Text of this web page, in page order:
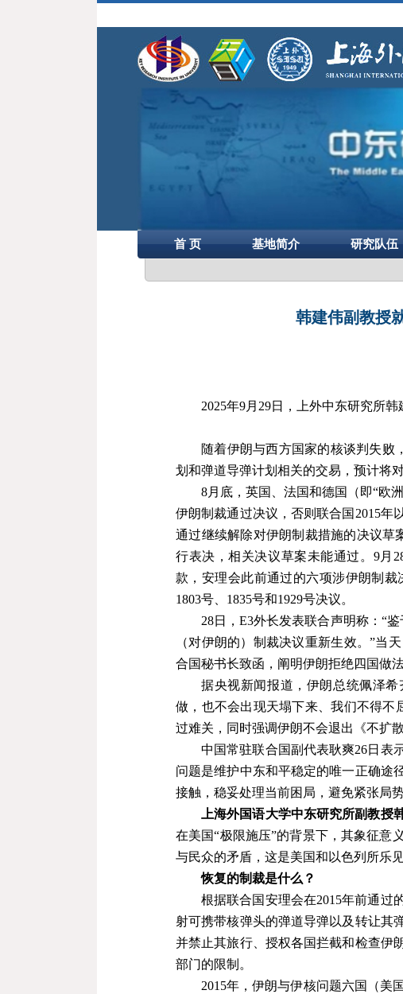
首 页 基地简介 研究队伍
韩建伟副教授
2025年9月 29日，上外中东研究所
随着伊朗与西方国家的核谈判失败
划和弹道导弹计划相关的交易，预计将
8月底，英国、法国和德国（即“欧
伊朗制裁通过决议，否则联合国 2015年
通过继续解除对伊朗制裁措施的决议草
行表决，相关决议草案未能通过。 9月
款，安理会此前通过的六项涉伊朗制裁
1803号、 1835号和1929号决议。
28日，E3外长发表联合声明称： “鉴
（对伊朗的）制裁决议重新生效。”当
合国秘书长致函，阐明伊朗拒绝四国做法
据央视新闻报道，伊朗总统佩泽希
做，也不会出现天塌下来、我们不得不
过难关，同时强调伊朗不会退出《不扩
中国常驻联合国副代表耿爽26日表
问题是维护中东和平稳定的唯一正确途
接触，稳妥处理当前困局，避免紧张局势
上海外国语大学中东研究所副教授
在美国“极限施压”的背景下，其象征意
与民众的矛盾，这是美国和以色列所乐见
恢复的制裁是什么？
根据联合国安理会在2015年前通过
射可携带核弹头的弹道导弹以及转让其
并禁止其旅行、授权各国拦截和检查伊
部门的限制。
2015年，伊朗与伊核问题六国（美